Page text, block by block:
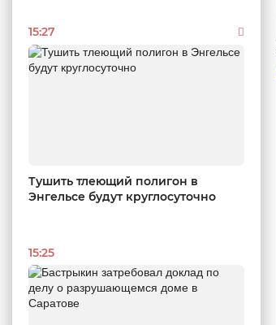
15:27
Тушить тлеющий полигон в
Энгельсе будут круглосуточно
15:25